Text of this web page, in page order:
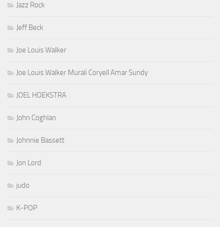
Jazz Rock
Jeff Beck
Joe Louis Walker
Joe Louis Walker Murali Coryell Amar Sundy
JOEL HOEKSTRA
John Coghlan
Johnnie Bassett
Jon Lord
judo
K-POP